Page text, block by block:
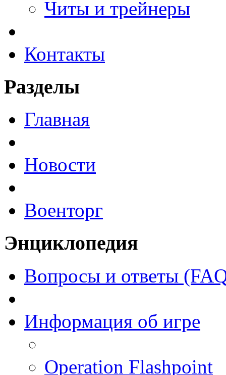
Читы и трейнеры
Контакты
Разделы
Главная
Новости
Военторг
Энциклопедия
Вопросы и ответы
Информация об игре
Operation Flashpoint